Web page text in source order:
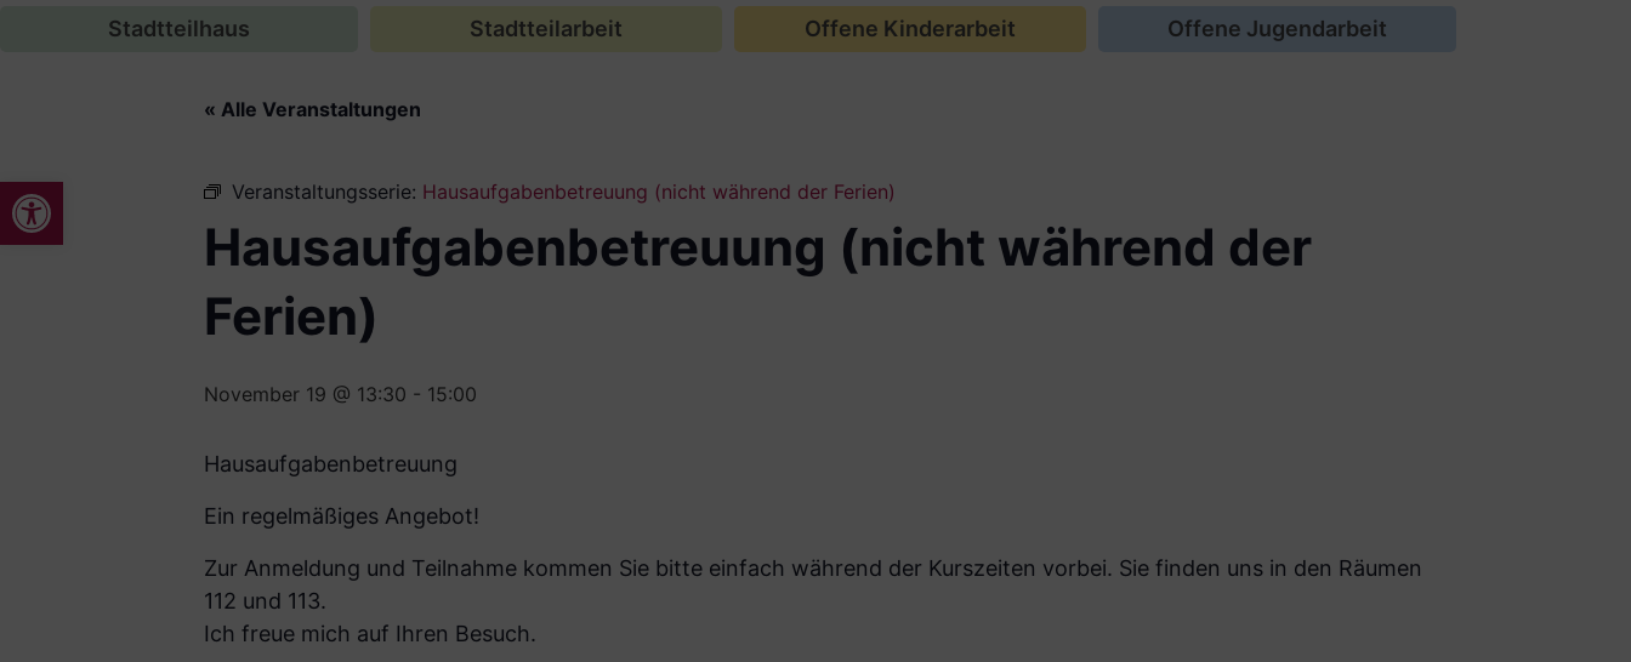
Werkzeugleiste öffnen
Stadtteilhaus Stadtteilarbeit Offene Kinderarbeit Offene Jugendarbeit
« Alle Veranstaltungen
Veranstaltungsserie: Hausaufgabenbetreuung (nicht während der Ferien)
Hausaufgabenbetreuung (nicht während der
Ferien)
November 19 @ 13:30 - 15:00
Hausaufgabenbetreuung
Ein regelmäßiges Angebot!
Zur Anmeldung und Teilnahme kommen Sie bitte einfach während der Kurszeiten vorbei. Sie finden uns in den Räumen
112 und 113.
Ich freue mich auf Ihren Besuch.